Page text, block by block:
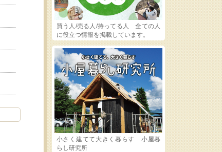
買う人/売る人/持ってる人 全ての人
に役立つ情報を掲載しています。
小さく建てて大きく暮らす 小屋暮
らし研究所